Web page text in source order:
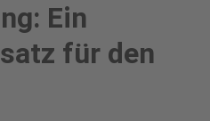
Ein
für den